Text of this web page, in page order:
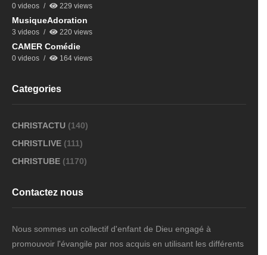
0 videos 229 views
MusiqueAdoration
3 videos 220 views
CAMER Comédie
0 videos 164 views
Categories
CHRISTACTU (140)
CHRISTLIVE (111)
CHRISTUBE (1170)
Contactez nous
Nous sommes un collectif d'enfant de Dieu engagé à
promouvoir l'évangile par nos acquis en utilisant les différents